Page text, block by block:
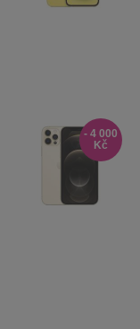
- 4 000
Kč